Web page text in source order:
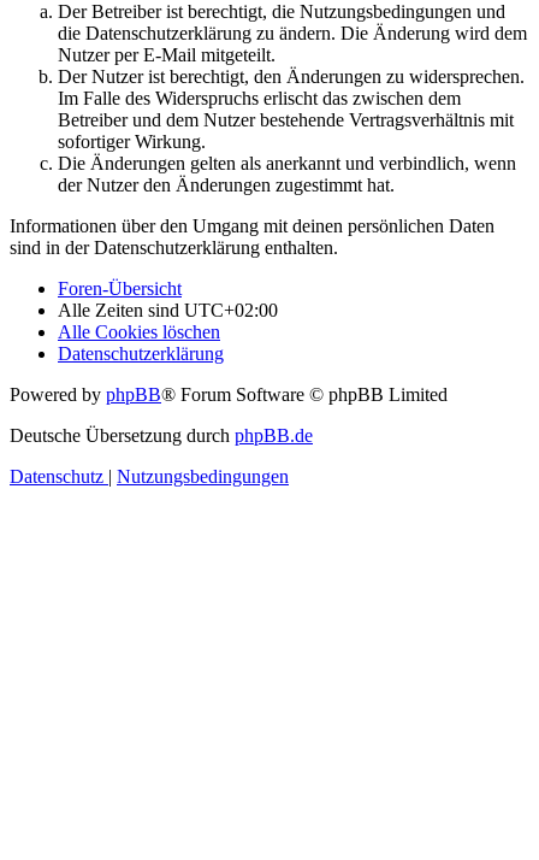
Der Betreiber ist berechtigt, die Nutzungsbedingungen und
die Datenschutzerklärung zu ändern. Die Änderung wird dem
Nutzer per E-Mail mitgeteilt.
Der Nutzer ist berechtigt, den Änderungen zu widersprechen.
Im Falle des Widerspruchs erlischt das zwischen dem
Betreiber und dem Nutzer bestehende Vertragsverhältnis mit
sofortiger Wirkung.
Die Änderungen gelten als anerkannt und verbindlich, wenn
der Nutzer den Änderungen zugestimmt hat.
Informationen über den Umgang mit deinen persönlichen Daten
sind in der Datenschutzerklärung enthalten.
Foren-Übersicht
Alle Zeiten sind UTC+02:00
Alle Cookies löschen
Datenschutzerklärung
Powered by phpBB® Forum Software © phpBB Limited
Deutsche Übersetzung durch phpBB.de
Datenschutz | Nutzungsbedingungen